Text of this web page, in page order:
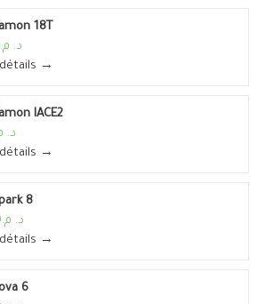
18T
د. م.1,785.00
→
IACE2
د.
→
8
د. م.1,670.00
→
6